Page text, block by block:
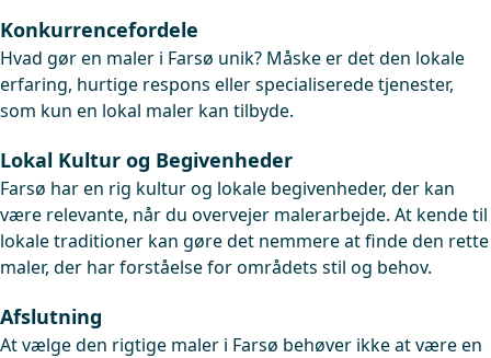
Konkurrencefordele
Hvad gør en maler i Farsø unik? Måske er det den lokale
erfaring, hurtige respons eller specialiserede tjenester,
som kun en lokal maler kan tilbyde.
Lokal Kultur og Begivenheder
Farsø har en rig kultur og lokale begivenheder, der kan
være relevante, når du overvejer malerarbejde. At kende til
lokale traditioner kan gøre det nemmere at finde den rette
maler, der har forståelse for områdets stil og behov.
Afslutning
At vælge den rigtige maler i Farsø behøver ikke at være en